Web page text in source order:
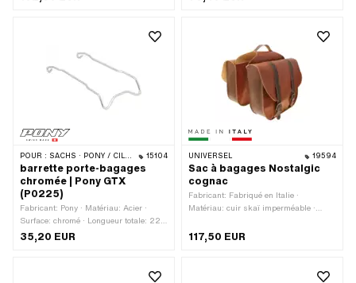
POUR : SACHS · PONY / CILO (BÊTA 521 & 512) 15104
barrette porte-bagages
chromée | Pony GTX
(P0225)
Fabricant: Pony · Matériau: Acier ·
Surface: chromé · Longueur totale: 220
mm · Largeur: 115 mm
35,20 EUR
UNIVERSEL 19594
Sac à bagages Nostalgic
cognac
Fabricant: Fabriqué en Italie ·
Matériau: cuir skaï imperméable ·
Largeur du porte-bagages (jusqu'à):
117,50 EUR